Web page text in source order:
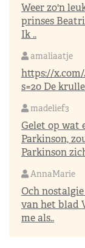
Weer zo'n
prinses
Ik ..
amaliaatje
https://x.com/
s=20 De
madelief3
Gelet op wat
Parkinson,
Parkinson
AnnaMarie
Och
van het blad
me als..